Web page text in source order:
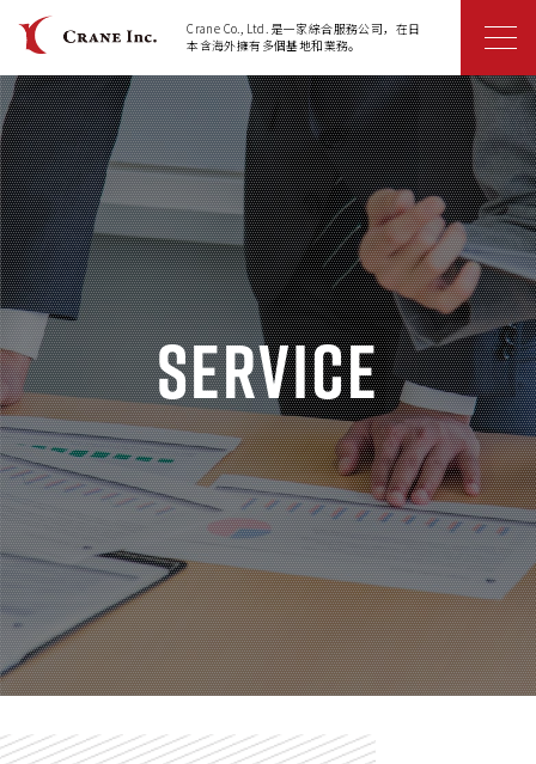
Crane Co., Ltd. 是一家綜合服務公司，在日
本含海外擁有多個基地和業務。
Service